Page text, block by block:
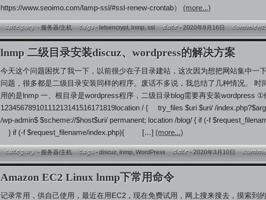
https://www.seoimo.com/lamp-ssl/#ssl-renew-crontab） (more...)
-服务器/主机 -letsencrypt,lnmp,ssl - 2020年9月16日
lnmp 二级目录安装discuz、wordpress的解决方案
今天这个问题困扰了我一下，以前很少在子目录建站，这次因为想把网站集中一
问题，很多都是二级目录安装同样的程序。废话不多说，我总结了几种情况。
用的是lnmp 一、根目录是wordpress程序，二级目录blog需要再安装wordpress ①
12345678910111213141516171819location / { try_files $uri $uri/ /
/wp-admin$ $scheme://$host$uri/ permanent; location /blog/ { if (-f
} if (-f $request_filename/index.php){ […] (more...)
-服务器/主机 -discuz,lnmp,WordPress - 2020年3月10日
Amazon EC2 Linux lnmp下常用命令
记录常用，供自己使用，最近在用EC2，现在免费试用，网上搜来搜去，摸索到